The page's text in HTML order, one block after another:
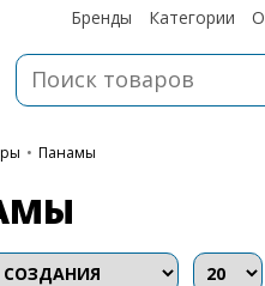
Бренды Категории
• Панамы